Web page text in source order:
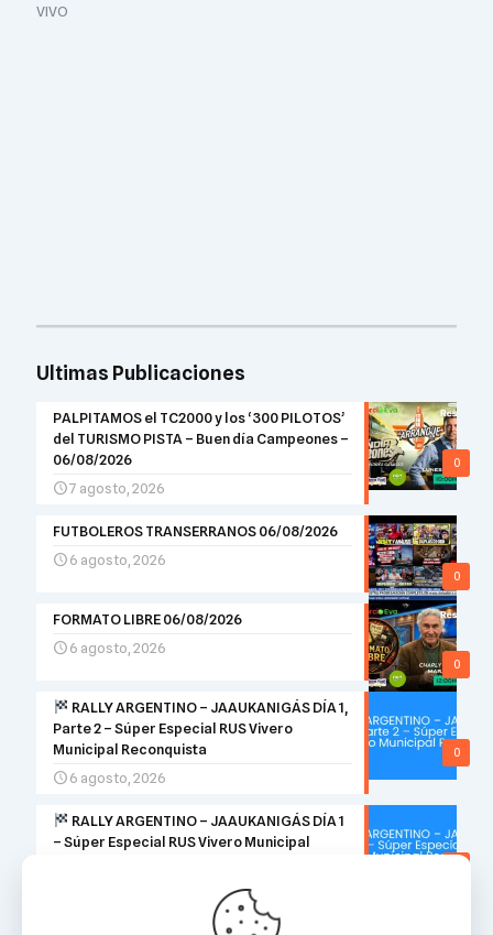
VIVO
Ultimas Publicaciones
0
PALPITAMOS el TC2000 y los ‘300 PILOTOS’
del TURISMO PISTA – Buen día Campeones –
06/08/2026
7 agosto, 2026
0
FUTBOLEROS TRANSERRANOS 06/08/2026
6 agosto, 2026
0
FORMATO LIBRE 06/08/2026
6 agosto, 2026
0
RALLY ARGENTINO – JAAUKANIGÁS DÍA 1,
Parte 2 – Súper Especial RUS Vivero
Municipal Reconquista
6 agosto, 2026
RALLY ARGENTINO – JAAUKANIGÁS DÍA 1
– Súper Especial RUS Vivero Municipal